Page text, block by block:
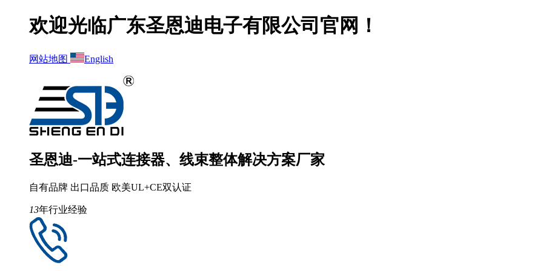
欢迎光临广东圣恩迪电子有限公司官网！
网站地图 English
圣恩迪-一站式连接器、线束整体解决方案厂家
自有品牌 出口品质 欧美UL+CE双认证
13年行业经验